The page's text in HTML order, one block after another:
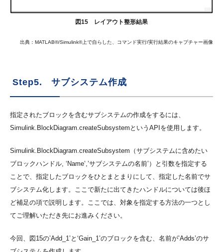
図15 レイアウト整形結果
出典：MATLAB®/Simulink®上で自らした、コマンド実行/実行結果のキャプチャー画像
Step5. サブシステム作成
指定されたブロックを含むサブシステムの作成をするには、
Simulink.BlockDiagram.createSubsystemというAPIを使用します。
Simulink.BlockDiagram.createSubsystem（サブシステムに含めたい
ブロックハンドル, ‘Name’,’サブシステムの名前’）と引数を指定する
ことで、指定したブロックをひとまとまりにして、指定した名前でサ
ブシステム化します。ここで新たに出てきたハンドルについては後ほ
ど補足の項で説明します。ここでは、対象を指定する方法の一つとし
てご理解いただき先にお進みください。
今回、図15の’Add_1’と‘Gain_1’のブロックを含む、名前が’Adds’のサ